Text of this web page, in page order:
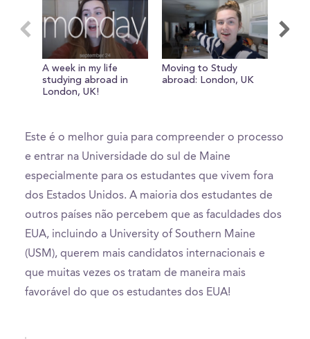
seconds
A week in my life
studying abroad in
London, UK!
Moving to Study
abroad: London, UK
Este é o melhor guia para compreender o processo
e entrar na Universidade do sul de Maine
especialmente para os estudantes que vivem fora
dos Estados Unidos. A maioria dos estudantes de
outros países não percebem que as faculdades dos
EUA, incluindo a University of Southern Maine
(USM), querem mais candidatos internacionais e
que muitas vezes os tratam de maneira mais
favorável do que os estudantes dos EUA!